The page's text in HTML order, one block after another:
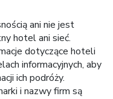
ani nie jest
hotel ani sieć.
dotyczące hoteli
informacyjnych, aby
ich podróży.
i nazwy firm są